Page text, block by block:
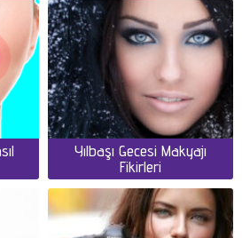
Yılbaşı Gecesi Makyajı
Fikirleri